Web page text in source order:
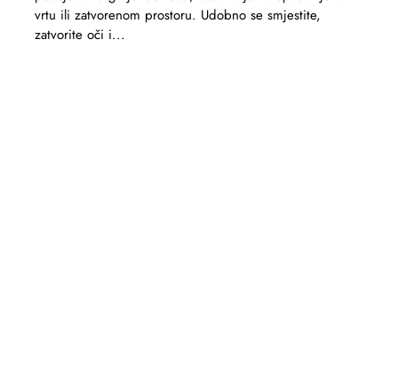
vrtu ili zatvorenom prostoru. Udobno se smjestite,
zatvorite oči i...